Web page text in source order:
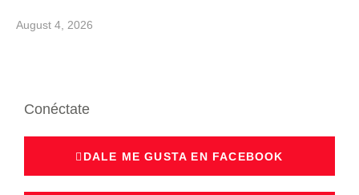
August 4, 2026
Conéctate
DALE ME GUSTA EN FACEBOOK